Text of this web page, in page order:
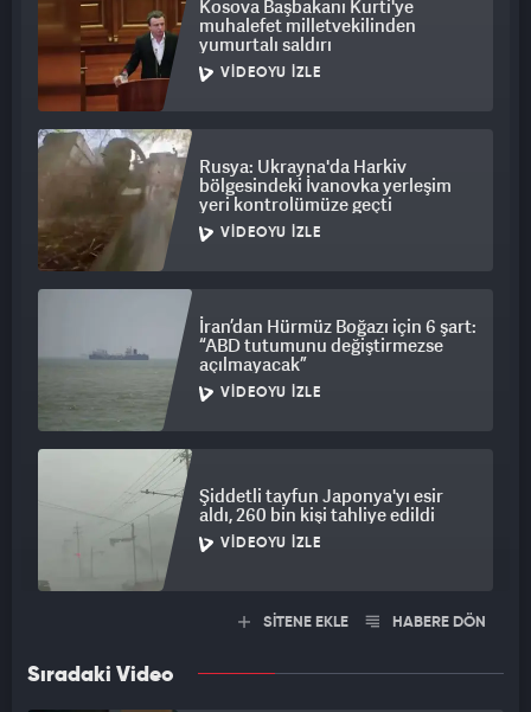
Kosova Başbakanı Kurti'ye
muhalefet milletvekilinden
yumurtalı saldırı
VIDEOYU İZLE
Rusya: Ukrayna'da Harkiv
bölgesindeki İvanovka yerleşim
yeri kontrolümüze geçti
VIDEOYU İZLE
İran’dan Hürmüz Boğazı için 6 şart:
“ABD tutumunu değiştirmezse
açılmayacak”
VIDEOYU İZLE
Şiddetli tayfun Japonya'yı esir
aldı, 260 bin kişi tahliye edildi
VIDEOYU İZLE
SİTENE EKLE HABERE DÖN
Sıradaki Video